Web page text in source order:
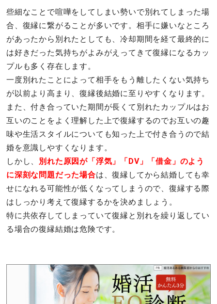
些細なことで喧嘩をしてしまい勢いで別れてしまった場
合、復縁に繋がることが多いです。相手に嫌いなところ
があったから別れたとしても、冷却期間を経て最終的に
は好きだった気持ちがよみがえってきて復縁になるカッ
プルも多く存在します。
一度別れたことによって相手をもう離したくない気持ち
が以前より高まり、復縁後結婚に至りやすくなります。
また、付き合っていた期間が長くて別れたカップルはお
互いのことをよく理解した上で復縁するのでお互いの趣
味や生活スタイルについても知った上で付き合うので結
婚を意識しやすくなります。
しかし、 別れた原因が「浮気」「DV」「借金」のよう
に深刻な問題だった場合は、復縁してから結婚しても幸
せになれる可能性が低くなってしまうので、復縁する際
はしっかり考えて復縁するかを決めましょう。
特に共依存してしまっていて復縁と別れを繰り返してい
る場合の復縁結婚は危険です。